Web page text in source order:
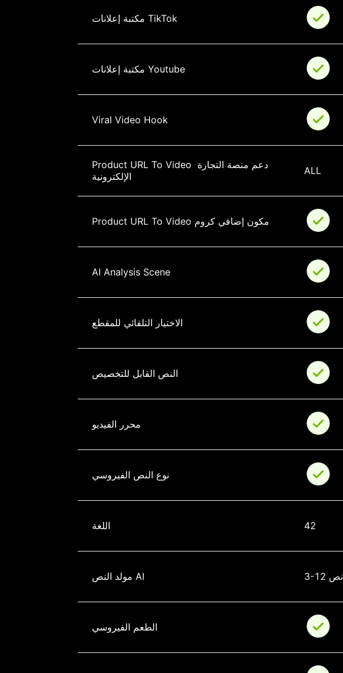
مكتبة إعلانات TikTok
مكتبة إعلانات Youtube
Viral Video Hook
Product URL To Video دعم منصة التجارة
الإلكترونية
ALL
Product URL To Video مكون إضافي كروم
AI Analysis Scene
الاختيار التلقائي للمقطع
النص القابل للتخصيص
محرر الفيديو
نوع النص الفيروسي
اللغة 42
مولد النص AI 3-12 نص
الطعم الفيروسي